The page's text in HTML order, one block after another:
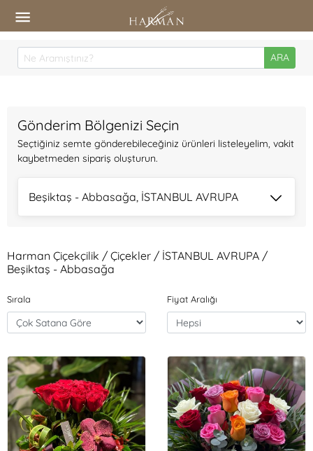
ARA
Gönderim Bölgenizi Seçin
Seçtiğiniz semte gönderebileceğiniz ürünleri listeleyelim, vakit
kaybetmeden sipariş oluşturun.
Beşiktaş - Abbasağa, İSTANBUL AVRUPA
Harman Çiçekçilik / Çiçekler / İSTANBUL AVRUPA /
Beşiktaş - Abbasağa
Sırala Fiyat Aralığı